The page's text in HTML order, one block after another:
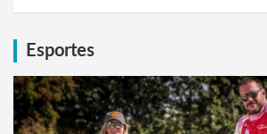
Esportes